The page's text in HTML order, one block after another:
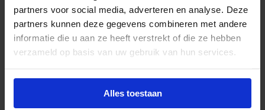
partners voor social media, adverteren en analyse. Deze
partners kunnen deze gegevens combineren met andere
informatie die u aan ze heeft verstrekt of die ze hebben
verzameld op basis van uw gebruik van hun services.
Alles toestaan
vergelijkbaar met de klassieke
halogeentechnologie, waardoor je geen concessies
doet op lichtkwaliteit.
Lange levensduur
De Philips MASTER LED spot Value 3.7 W heeft een